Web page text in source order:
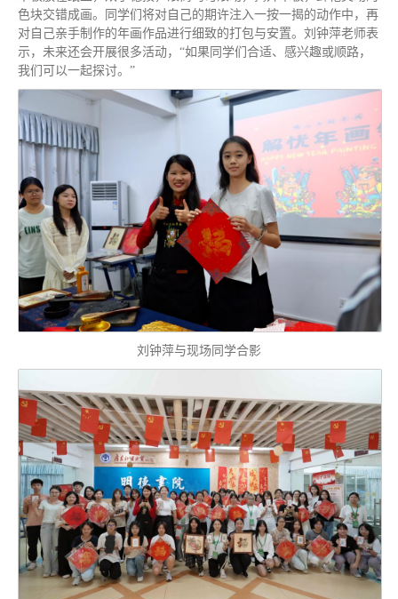
色块交错成画。同学们将对自己的期许注入一按一揭的动作中，再
对自己亲手制作的年画作品进行细致的打包与安置。刘钟萍老师表
示，未来还会开展很多活动，“如果同学们合适、感兴趣或顺路，
我们可以一起探讨。”
刘钟萍与现场同学合影